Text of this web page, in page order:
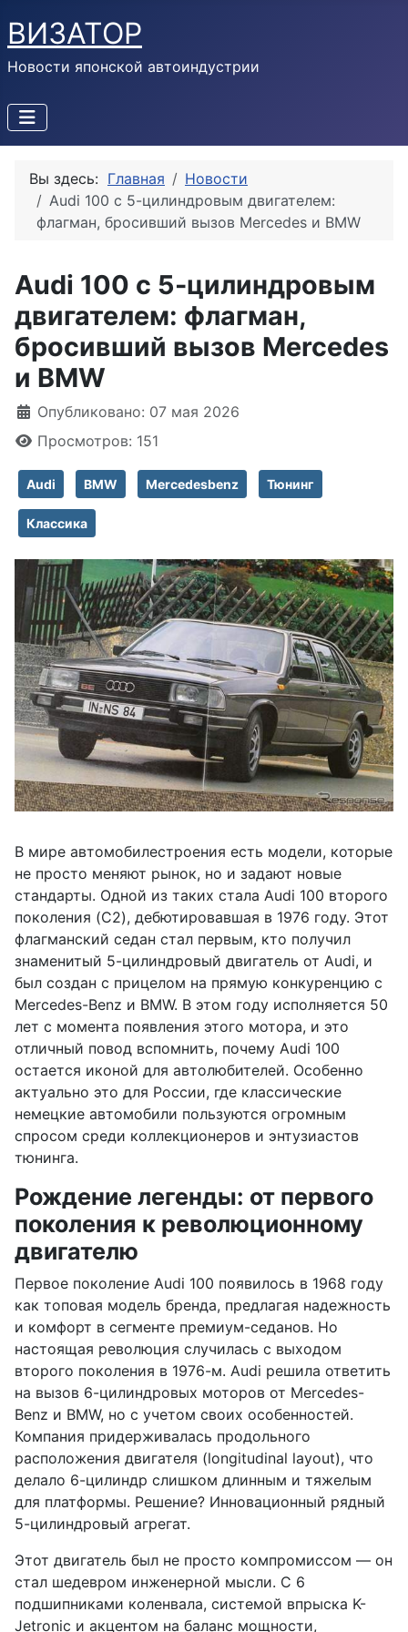
ВИЗАТОР
Новости японской автоиндустрии
Вы здесь: Главная
Новости
Audi 100 с 5-цилиндровым двигателем:
флагман, бросивший вызов Mercedes и BMW
Audi 100 с 5-цилиндровым
двигателем: флагман,
бросивший вызов Mercedes
и BMW
Информация о материале
Опубликовано: 07 мая 2026
Просмотров: 151
Audi BMW Mercedesbenz Тюнинг
Классика
В мире автомобилестроения есть модели, которые
не просто меняют рынок, но и задают новые
стандарты. Одной из таких стала Audi 100 второго
поколения (C2), дебютировавшая в 1976 году. Этот
флагманский седан стал первым, кто получил
знаменитый 5-цилиндровый двигатель от Audi, и
был создан с прицелом на прямую конкуренцию с
Mercedes-Benz и BMW. В этом году исполняется 50
лет с момента появления этого мотора, и это
отличный повод вспомнить, почему Audi 100
остается иконой для автолюбителей. Особенно
актуально это для России, где классические
немецкие автомобили пользуются огромным
спросом среди коллекционеров и энтузиастов
тюнинга.
Рождение легенды: от первого
поколения к революционному
двигателю
Первое поколение Audi 100 появилось в 1968 году
как топовая модель бренда, предлагая надежность
и комфорт в сегменте премиум-седанов. Но
настоящая революция случилась с выходом
второго поколения в 1976-м. Audi решила ответить
на вызов 6-цилиндровых моторов от Mercedes-
Benz и BMW, но с учетом своих особенностей.
Компания придерживалась продольного
расположения двигателя (longitudinal layout), что
делало 6-цилиндр слишком длинным и тяжелым
для платформы. Решение? Инновационный рядный
5-цилиндровый агрегат.
Этот двигатель был не просто компромиссом — он
стал шедевром инженерной мысли. С 6
подшипниками коленвала, системой впрыска K-
Jetronic и акцентом на баланс мощности,